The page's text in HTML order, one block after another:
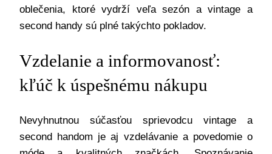
oblečenia, ktoré vydrží veľa sezón a vintage a
second handy sú plné takýchto pokladov.
Vzdelanie a informovanosť:
kľúč k úspešnému nákupu
Nevyhnutnou súčasťou sprievodcu vintage a
second handom je aj vzdelávanie a povedomie o